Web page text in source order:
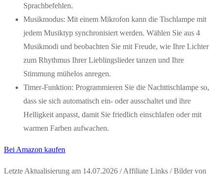
Sprachbefehlen.
Musikmodus: Mit einem Mikrofon kann die Tischlampe mit
jedem Musiktyp synchronisiert werden. Wählen Sie aus 4
Musikmodi und beobachten Sie mit Freude, wie Ihre Lichter
zum Rhythmus Ihrer Lieblingslieder tanzen und Ihre
Stimmung mühelos anregen.
Timer-Funktion: Programmieren Sie die Nachttischlampe so,
dass sie sich automatisch ein- oder ausschaltet und ihre
Helligkeit anpasst, damit Sie friedlich einschlafen oder mit
warmen Farben aufwachen.
Bei Amazon kaufen
Letzte Aktualisierung am 14.07.2026 / Affiliate Links / Bilder von